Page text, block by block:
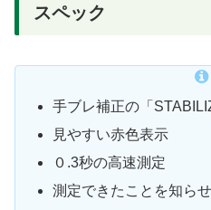
スペック
手ブレ補正の「
見やすい赤色表示
０.3秒の高速測定
測定できたことを知ら